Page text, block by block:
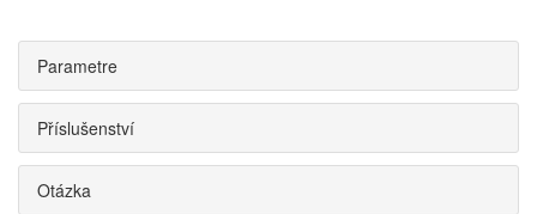
Parametre
Příslušenství
Otázka